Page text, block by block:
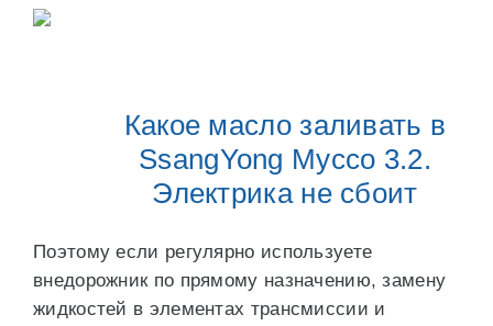
Какое масло заливать в
SsangYong Муссо 3.2.
Электрика не сбоит
Поэтому если регулярно используете
внедорожник по прямому назначению, замену
жидкостей в элементах трансмиссии и